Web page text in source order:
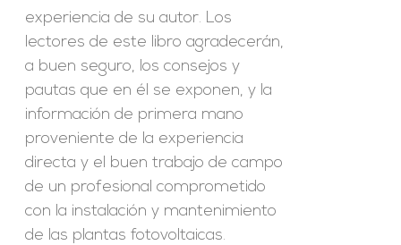
experiencia de su autor. Los
lectores de este libro agradecerán,
a buen seguro, los consejos y
pautas que en él se exponen, y la
información de primera mano
proveniente de la experiencia
directa y el buen trabajo de campo
de un profesional comprometido
con la instalación y mantenimiento
de las plantas fotovoltaicas.